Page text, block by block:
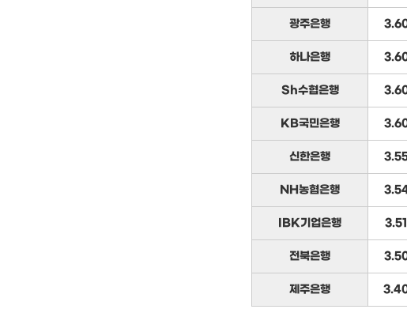
광주은행
하나은행
Sh수협은행
KB국민은행
신한은행
NH농협은행
IBK기업은행
전북은행
제주은행